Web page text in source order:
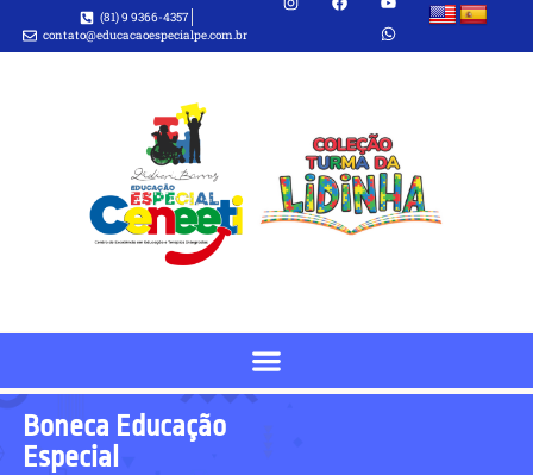
(81) 9 9366-4357
contato@educacaoespecialpe.com.br
Boneca Educação
Especial